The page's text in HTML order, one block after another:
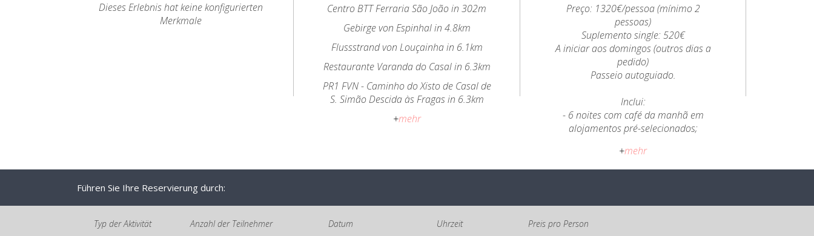
Dieses Erlebnis hat keine konfigurierten
Merkmale
Centro BTT Ferraria São João in 302m
Gebirge von Espinhal in 4.8km
Flussstrand von Louçainha in 6.1km
Restaurante Varanda do Casal in 6.3km
PR1 FVN - Caminho do Xisto de Casal de
S. Simão Descida às Fragas in 6.3km
+mehr
Preço: 1320€/pessoa (mínimo 2
pessoas)
Suplemento single: 520€
A iniciar aos domingos (outros dias a
pedido)
Passeio autoguiado.
Inclui:
- 6 noites com café da manhã em
alojamentos pré-selecionados;
- Transfere de Coimbra para Ferraria de
São João e de Cerdeira para Coimbra;
para o itinerário;
- Transfere de bagagem entre
+mehr
Führen Sie Ihre Reservierung durch:
Typ der Aktivität Anzahl der Teilnehmer Datum Uhrzeit Preis pro Person